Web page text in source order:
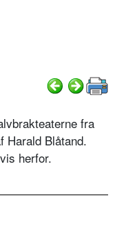
fra
Blåtand.
herfor.